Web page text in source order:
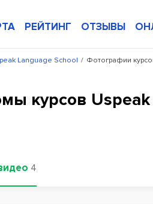
РЕЙТИНГ ОТЗЫВЫ
/
Language School Фотографии
курсов Uspeak
4